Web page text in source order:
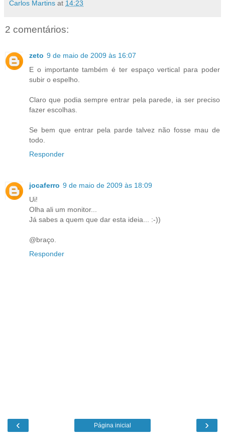
Carlos Martins at 14:23
2 comentários:
zeto 9 de maio de 2009 às 16:07
E o importante também é ter espaço vertical para poder
subir o espelho.
Claro que podia sempre entrar pela parede, ia ser preciso
fazer escolhas.
Se bem que entrar pela parde talvez não fosse mau de
todo.
Responder
jocaferro 9 de maio de 2009 às 18:09
Ui!
Olha ali um monitor...
Já sabes a quem que dar esta ideia... :-))
@braço.
Responder
‹ ›
Página inicial